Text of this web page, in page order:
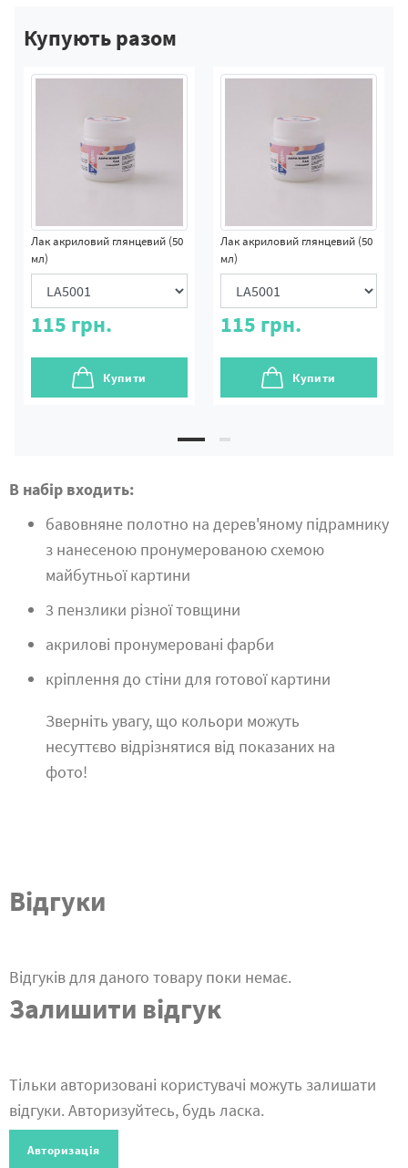
Купують разом
Лак акриловий глянцевий (50
мл)
115 грн.
Купити
Лак акриловий глянцевий (50
мл)
115 грн.
Купити
В набір входить:
бавовняне полотно на дерев'яному підрамнику
з нанесеною пронумерованою схемою
майбутньої картини
3 пензлики різної товщини
акрилові пронумеровані фарби
кріплення до стіни для готової картини
Зверніть увагу, що кольори можуть
несуттєво відрізнятися від показаних на
фото!
Відгуки
Відгуків для даного товару поки немає.
Залишити відгук
Тільки авторизовані користувачі можуть залишати
відгуки. Авторизуйтесь, будь ласка.
Авторизація